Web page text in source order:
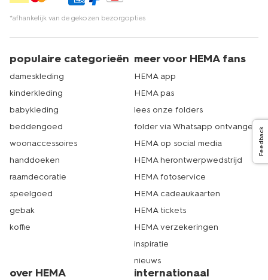
Feedback
*afhankelijk van de gekozen bezorgopties
populaire categorieën
dameskleding
kinderkleding
babykleding
beddengoed
woonaccessoires
handdoeken
raamdecoratie
speelgoed
gebak
koffie
meer voor HEMA fans
HEMA app
HEMA pas
lees onze folders
folder via Whatsapp ontvangen
HEMA op social media
HEMA herontwerpwedstrijd
HEMA fotoservice
HEMA cadeaukaarten
HEMA tickets
HEMA verzekeringen
inspiratie
nieuws
over HEMA internationaal